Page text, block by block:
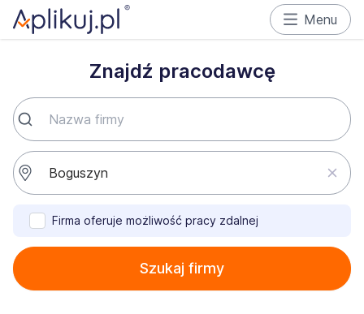
Menu
Znajdź pracodawcę
Firma oferuje możliwość pracy zdalnej
Szukaj firmy